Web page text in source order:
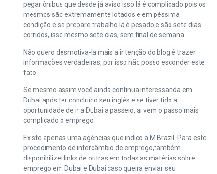
pegar ônibus que desde já aviso isso lá é complicado pois os
mesmos são extremamente lotados e em péssima
condição e se prepare trabalho lá é pesado e são sete dias
corridos, isso mesmo sete dias, sem final de semana.
Não quero desmotiva-la mais a intenção do blog é trazer
informações verdadeiras, por isso não posso esconder este
fato.
Se mesmo assim você ainda continua interessanda em
Dubai após ter concluído seu inglês e se tiver tido a
oportunidade de ir a Dubai a passeio, ai vem o passo mais
complicado o emprego.
Existe apenas uma agências que indico a M Brazil. Para este
procedimento de intercâmbio de emprego,também
disponibilizei links de outras em todas as matérias sobre
emprego em Dubai e Dubai caso queira enviar seu